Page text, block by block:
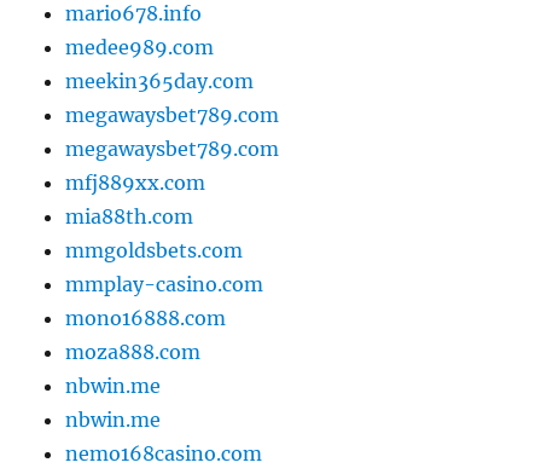
mario678.info
medee989.com
meekin365day.com
megawaysbet789.com
megawaysbet789.com
mfj889xx.com
mia88th.com
mmgoldsbets.com
mmplay-casino.com
mono16888.com
moza888.com
nbwin.me
nbwin.me
nemo168casino.com